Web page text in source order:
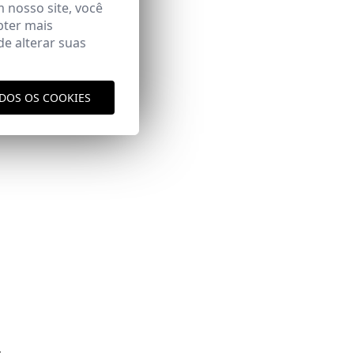
nosso site, você
mais
alterar suas
OS COOKIES